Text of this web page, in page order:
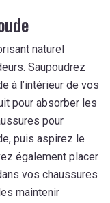
naturel
Saupoudrez
à l’intérieur de vos
pour absorber les
pour
puis aspirez le
également placer
vos chaussures
maintenir